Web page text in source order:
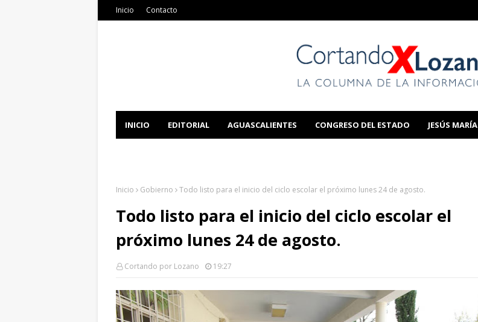
Inicio Contacto
INICIO EDITORIAL AGUASCALIENTES CONGRESO DEL ESTADO JESÚS MARÍA
Inicio Gobierno Todo listo para el inicio del ciclo escolar el próximo lunes 24 de agosto.
Todo listo para el inicio del ciclo escolar el
próximo lunes 24 de agosto.
Cortando por Lozano 19:27